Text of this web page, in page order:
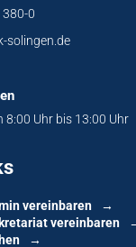
0
solingen.de
8:00 Uhr bis 13:00 Uhr
vereinbaren
vereinbaren